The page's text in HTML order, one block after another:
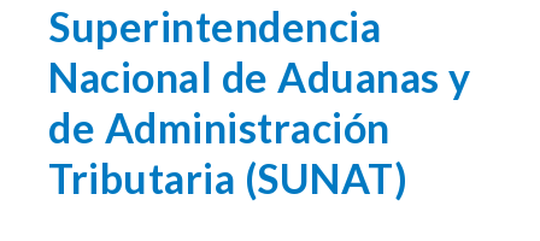
Superintendencia
Nacional de Aduanas y
de Administración
Tributaria (SUNAT)